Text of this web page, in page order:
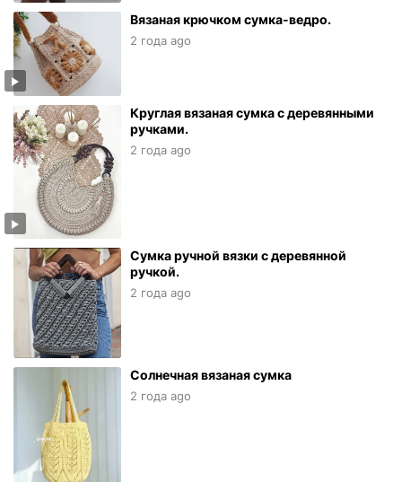
Вязаная крючком сумка-ведро.
2 года ago
Круглая вязаная сумка с деревянными
ручками.
2 года ago
Сумка ручной вязки с деревянной
ручкой.
2 года ago
Солнечная вязаная сумка
2 года ago